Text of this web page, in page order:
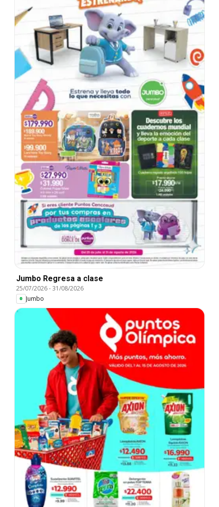
Jumbo Regresa a clase
25/07/2026-31/08/2026
Jumbo